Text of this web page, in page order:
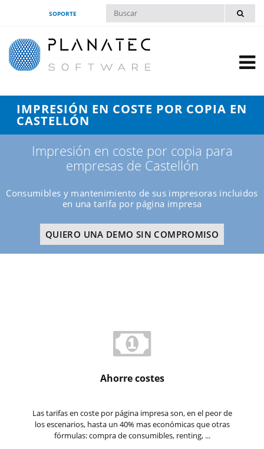
SOPORTE
IMPRESIÓN EN COSTE POR COPIA EN
CASTELLÓN
Impresión en coste por copia para
empresas de Castellón
Consumibles y mantenimiento de sus impresoras incluidos
en una tarifa por página impresa
QUIERO UNA DEMO SIN COMPROMISO
Ahorre costes
Las tarifas en coste por página impresa son, en el peor de
los escenarios, hasta un 40% mas económicas que otras
fórmulas: compra de consumibles, renting, ...